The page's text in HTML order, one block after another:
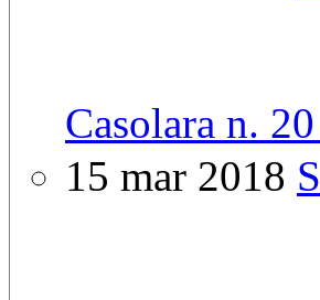
Casolara n.
15 mar 2018